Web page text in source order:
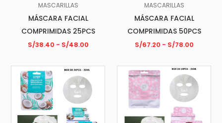
MASCARILLAS
MÁSCARA FACIAL
COMPRIMIDAS 25PCS
S/38.40 - S/48.00
MASCARILLAS
MÁSCARA FACIAL
COMPRIMIDAS 50PCS
S/67.20 - S/78.00